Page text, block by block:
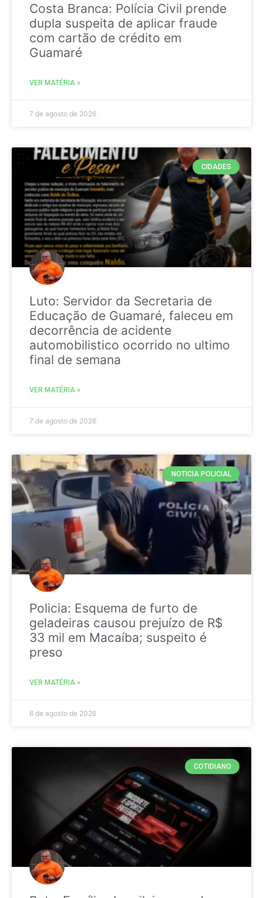
Costa Branca: Polícia Civil prende
dupla suspeita de aplicar fraude
com cartão de crédito em
Guamaré
VER MATÉRIA »
7 de agosto de 2026
CIDADES
Luto: Servidor da Secretaria de
Educação de Guamaré, faleceu em
decorrência de acidente
automobilistico ocorrido no ultimo
final de semana
VER MATÉRIA »
7 de agosto de 2026
NOTICIA POLICIAL
Policia: Esquema de furto de
geladeiras causou prejuízo de R$
33 mil em Macaíba; suspeito é
preso
VER MATÉRIA »
6 de agosto de 2026
COTIDIANO